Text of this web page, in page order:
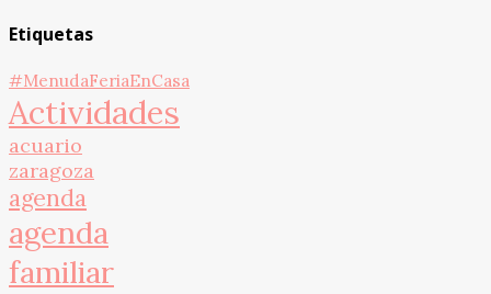
Etiquetas
#MenudaFeriaEnCasa
Actividades
acuario
zaragoza
agenda
agenda
familiar